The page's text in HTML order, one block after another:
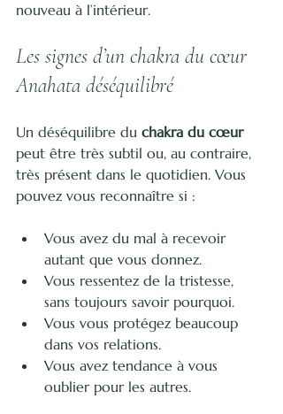
nouveau à l’intérieur.
Les signes d’un chakra du cœur
Anahata déséquilibré
Un déséquilibre du chakra du cœur
peut être très subtil ou, au contraire,
très présent dans le quotidien. Vous
pouvez vous reconnaître si :
Vous avez du mal à recevoir
autant que vous donnez.
Vous ressentez de la tristesse,
sans toujours savoir pourquoi.
Vous vous protégez beaucoup
dans vos relations.
Vous avez tendance à vous
oublier pour les autres.